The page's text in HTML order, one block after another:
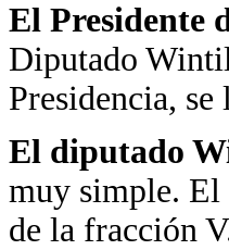
El Presidente
Diputado
Presidencia,
El diputado
muy simple. El
de la fracción